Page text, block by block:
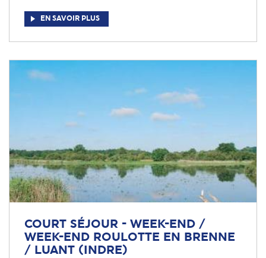
EN SAVOIR PLUS
COURT SÉJOUR - WEEK-END /
WEEK-END ROULOTTE EN BRENNE
/ LUANT (INDRE)